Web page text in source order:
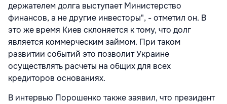
держателем долга выступает Министерство
финансов, а не другие инвесторы", - отметил он. В
это же время Киев склоняется к тому, что долг
является коммерческим займом. При таком
развитии событий это позволит Украине
осуществлять расчеты на общих для всех
кредиторов основаниях.
В интервью Порошенко также заявил, что президент